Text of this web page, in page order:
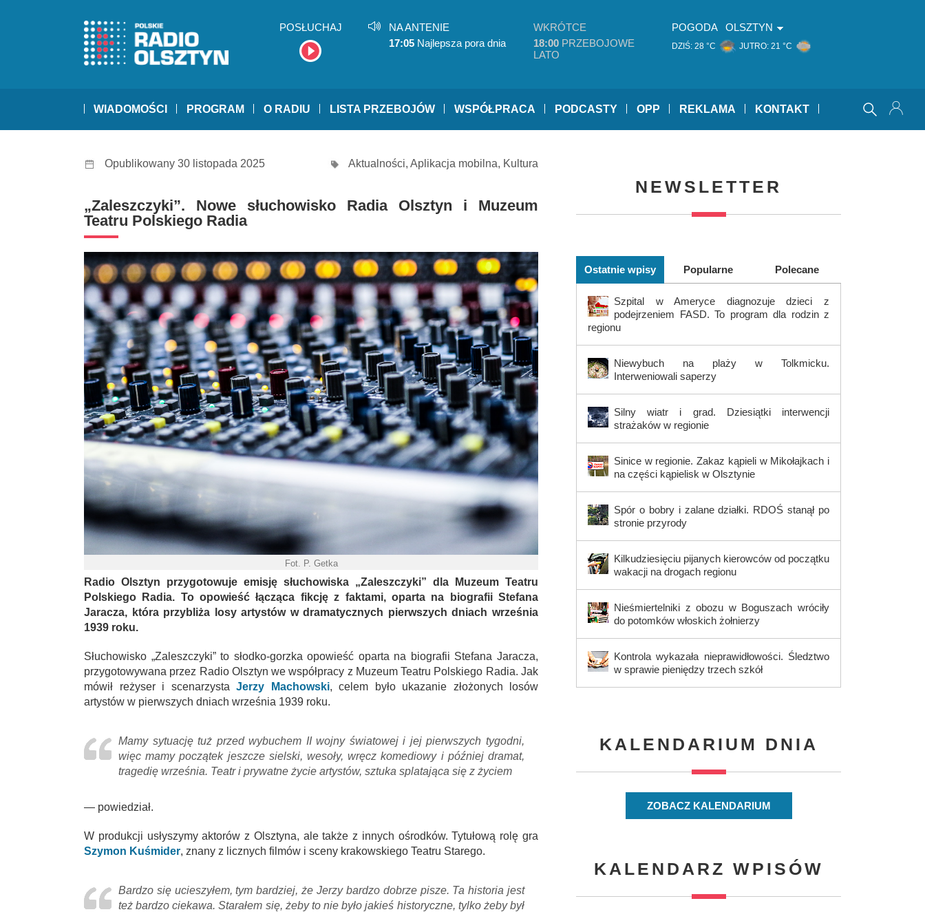
POSŁUCHAJ
NA ANTENIE
17:05 Najlepsza pora dnia
WKRÓTCE
18:00 PRZEBOJOWE
LATO
POGODA OLSZTYN
DZIŚ: 28 °C JUTRO: 21 °C
WIADOMOŚCI PROGRAM O RADIU LISTA PRZEBOJÓW WSPÓŁPRACA PODCASTY OPP REKLAMA KONTAKT
Opublikowany 30 listopada 2025 Aktualności, Aplikacja mobilna, Kultura
„Zaleszczyki”. Nowe słuchowisko Radia Olsztyn i Muzeum
Teatru Polskiego Radia
Fot. P. Getka
Radio Olsztyn przygotowuje emisję słuchowiska „Zaleszczyki” dla Muzeum Teatru
Polskiego Radia. To opowieść łącząca fikcję z faktami, oparta na biografii Stefana
Jaracza, która przybliża losy artystów w dramatycznych pierwszych dniach września
1939 roku.
Słuchowisko „Zaleszczyki” to słodko-gorzka opowieść oparta na biografii Stefana Jaracza,
przygotowywana przez Radio Olsztyn we współpracy z Muzeum Teatru Polskiego Radia. Jak
mówił reżyser i scenarzysta Jerzy Machowski, celem było ukazanie złożonych losów
artystów w pierwszych dniach września 1939 roku.
Mamy sytuację tuż przed wybuchem II wojny światowej i jej pierwszych tygodni,
więc mamy początek jeszcze sielski, wesoły, wręcz komediowy i później dramat,
tragedię września. Teatr i prywatne życie artystów, sztuka splatająca się z życiem
— powiedział.
W produkcji usłyszymy aktorów z Olsztyna, ale także z innych ośrodków. Tytułową rolę gra
Szymon Kuśmider, znany z licznych filmów i sceny krakowskiego Teatru Starego.
Bardzo się ucieszyłem, tym bardziej, że Jerzy bardzo dobrze pisze. Ta historia jest
też bardzo ciekawa. Starałem się, żeby to nie było jakieś historyczne, tylko żeby był
NEWSLETTER
Ostatnie wpisy Popularne Polecane
Szpital w Ameryce diagnozuje dzieci z
podejrzeniem FASD. To program dla rodzin z
regionu
Niewybuch na plaży w Tolkmicku.
Interweniowali saperzy
Silny wiatr i grad. Dziesiątki interwencji
strażaków w regionie
Sinice w regionie. Zakaz kąpieli w Mikołajkach i
na części kąpielisk w Olsztynie
Spór o bobry i zalane działki. RDOŚ stanął po
stronie przyrody
Kilkudziesięciu pijanych kierowców od początku
wakacji na drogach regionu
Nieśmiertelniki z obozu w Boguszach wróciły
do potomków włoskich żołnierzy
Kontrola wykazała nieprawidłowości. Śledztwo
w sprawie pieniędzy trzech szkół
KALENDARIUM DNIA
ZOBACZ KALENDARIUM
KALENDARZ WPISÓW